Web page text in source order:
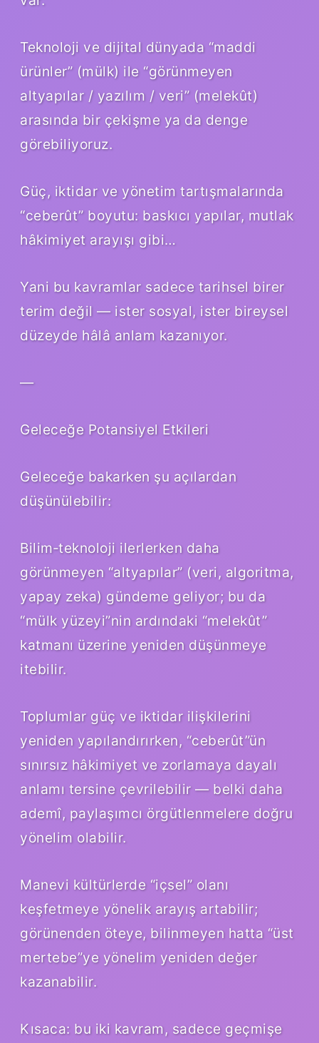
Teknoloji ve dijital dünyada “maddi
ürünler” (mülk) ile “görünmeyen
altyapılar / yazılım / veri” (melekût)
arasında bir çekişme ya da denge
görebiliyoruz.
Güç, iktidar ve yönetim tartışmalarında
“ceberût” boyutu: baskıcı yapılar, mutlak
hâkimiyet arayışı gibi…
Yani bu kavramlar sadece tarihsel birer
terim değil — ister sosyal, ister bireysel
düzeyde hâlâ anlam kazanıyor.
—
Geleceğe Potansiyel Etkileri
Geleceğe bakarken şu açılardan
düşünülebilir:
Bilim‑teknoloji ilerlerken daha
görünmeyen “altyapılar” (veri, algoritma,
yapay zeka) gündeme geliyor; bu da
“mülk yüzeyi”nin ardındaki “melekût”
katmanı üzerine yeniden düşünmeye
itebilir.
Toplumlar güç ve iktidar ilişkilerini
yeniden yapılandırırken, “ceberût”ün
sınırsız hâkimiyet ve zorlamaya dayalı
anlamı tersine çevrilebilir — belki daha
ademî, paylaşımcı örgütlenmelere doğru
yönelim olabilir.
Manevi kültürlerde “içsel” olanı
keşfetmeye yönelik arayış artabilir;
görünenden öteye, bilinmeyen hatta “üst
mertebe”ye yönelim yeniden değer
kazanabilir.
Kısaca: bu iki kavram, sadece geçmişe